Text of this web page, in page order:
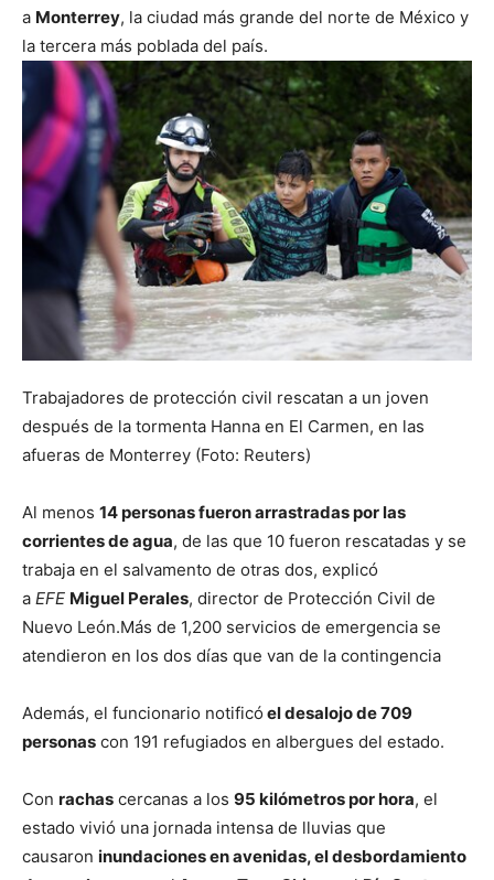
a Monterrey, la ciudad más grande del norte de México y
la tercera más poblada del país.
Trabajadores de protección civil rescatan a un joven
después de la tormenta Hanna en El Carmen, en las
afueras de Monterrey (Foto: Reuters)
Al menos 14 personas fueron arrastradas por las
corrientes de agua, de las que 10 fueron rescatadas y se
trabaja en el salvamento de otras dos, explicó
a EFE Miguel Perales, director de Protección Civil de
Nuevo León.Más de 1,200 servicios de emergencia se
atendieron en los dos días que van de la contingencia
Además, el funcionario notificó el desalojo de 709
personas con 191 refugiados en albergues del estado.
Con rachas cercanas a los 95 kilómetros por hora, el
estado vivió una jornada intensa de lluvias que
causaron inundaciones en avenidas, el desbordamiento